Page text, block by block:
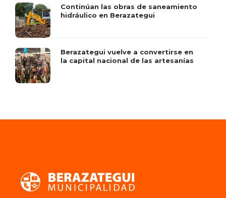
Continúan las obras de saneamiento
hidráulico en Berazategui
Berazategui vuelve a convertirse en
la capital nacional de las artesanías